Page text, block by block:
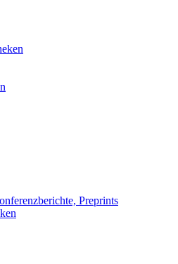
Preprints